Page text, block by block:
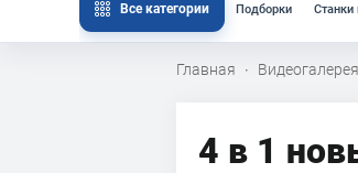
Все категории Подборки Станки
Главная · Видеогалерея
4 в 1